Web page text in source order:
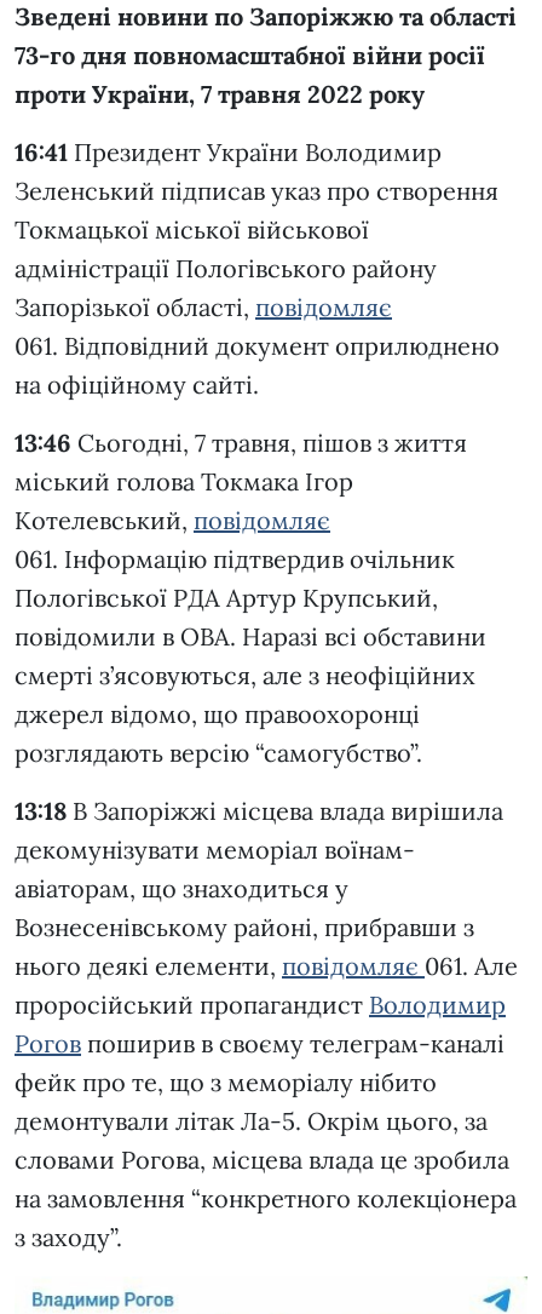
Зведені новини по Запоріжжю та області
73-го дня повномасштабної війни росії
проти України, 7 травня 2022 року
16:41 Президент України Володимир
Зеленський підписав указ про створення
Токмацької міської військової
адміністрації Пологівського району
Запорізької області, повідомляє
061. Відповідний документ оприлюднено
на офіційному сайті.
13:46 Сьогодні, 7 травня, пішов з життя
міський голова Токмака Ігор
Котелевський, повідомляє
061. Інформацію підтвердив очільник
Пологівської РДА Артур Крупський,
повідомили в ОВА. Наразі всі обставини
смерті з’ясовуються, але з неофіційних
джерел відомо, що правоохоронці
розглядають версію “самогубство”.
13:18 В Запоріжжі місцева влада вирішила
декомунізувати меморіал воїнам-
авіаторам, що знаходиться у
Вознесенівському районі, прибравши з
нього деякі елементи, повідомляє 061. Але
проросійський пропагандист Володимир
Рогов поширив в своєму телеграм-каналі
фейк про те, що з меморіалу нібито
демонтували літак Ла-5. Окрім цього, за
словами Рогова, місцева влада це зробила
на замовлення “конкретного колекціонера
з заходу”.